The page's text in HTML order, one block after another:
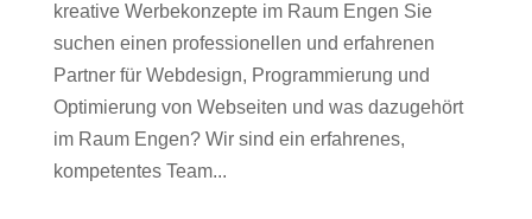
kreative Werbekonzepte im Raum Engen Sie
suchen einen professionellen und erfahrenen
Partner für Webdesign, Programmierung und
Optimierung von Webseiten und was dazugehört
im Raum Engen? Wir sind ein erfahrenes,
kompetentes Team...